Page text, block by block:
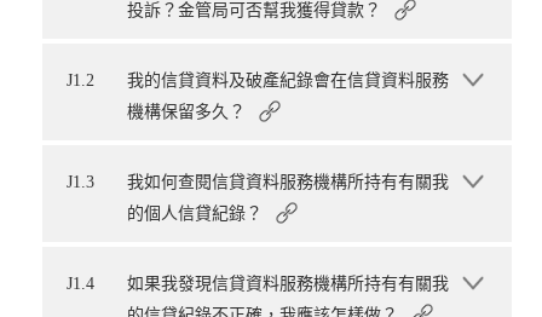
投訴？金管局可否幫我獲得貸款？
J1.2
我的信貸資料及破產紀錄會在信貸資料服務
機構保留多久？
J1.3
我如何查閱信貸資料服務機構所持有有關我
的個人信貸紀錄？
J1.4
如果我發現信貸資料服務機構所持有有關我